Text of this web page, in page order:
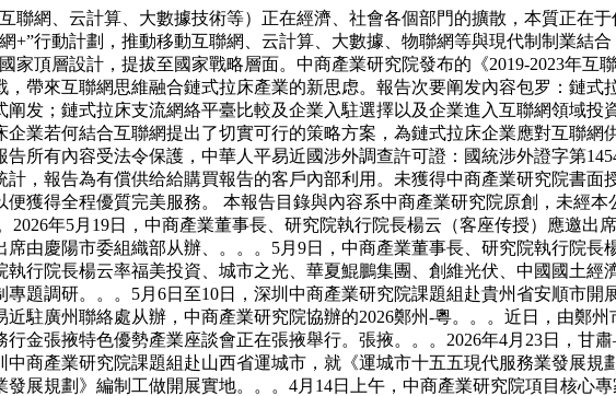
、云計算、大數據技術等）正在經濟、社會各個部門的擴散，本質正在于
+”行動計劃，推動移動互聯網、云計算、大數據、物聯網等與現代制制業結
家頂層設計，提拔至國家戰略層面。中商產業研究院發布的《2019-2023年互
帶來互聯網思維融合鏈式拉床產業的新思虑。報告次要阐发內容包罗：鏈式
发；鏈式拉床支流網絡平臺比較及企業入駐選擇以及企業進入互聯網領域投
業若何結合互聯網提出了切實可行的策略方案，為鏈式拉床企業應對互聯網
所有內容受法令保護，中華人平易近國涉外調查許可證：國統涉外證字第
，報告為有償供给給購買報告的客戶內部利用。未獲得中商產業研究院書面
獲得全程優質完美服務。 本報告目錄與內容系中商產業研究院原創，未經
年5月19日，中商產業董事長、研究院執行院長楊云（客座传授）應邀出
由慶陽市委組織部从辦、。。。5月9日，中商產業董事長、研究院執行院長
行院長楊云率福美投資、城市之光、華夏鯤鵬集團、創維光伏、中國國土經
題調研。。。5月6日至10日，深圳中商產業研究院課題組赴貴州省安順市開
駐廣州聯絡處从辦，中商產業研究院協辦的2026鄭州-粵。。。近日，由鄭
金張掖特色優勢產業座談會正在張掖舉行。張掖。。。2026年4月23日，甘
商產業研究院課題組赴山西省運城市，就《運城市十五五現代服務業發展規
展規劃》編制工做開展實地。。。4月14日上午，中商產業研究院項目核心